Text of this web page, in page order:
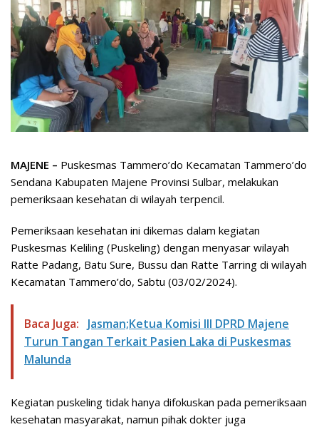
MAJENE – Puskesmas Tammero’do Kecamatan Tammero’do
Sendana Kabupaten Majene Provinsi Sulbar, melakukan
pemeriksaan kesehatan di wilayah terpencil.
Pemeriksaan kesehatan ini dikemas dalam kegiatan
Puskesmas Keliling (Puskeling) dengan menyasar wilayah
Ratte Padang, Batu Sure, Bussu dan Ratte Tarring di wilayah
Kecamatan Tammero’do, Sabtu (03/02/2024).
Baca Juga:
Jasman;Ketua Komisi III DPRD Majene
Turun Tangan Terkait Pasien Laka di Puskesmas
Malunda
Kegiatan puskeling tidak hanya difokuskan pada pemeriksaan
kesehatan masyarakat, namun pihak dokter juga